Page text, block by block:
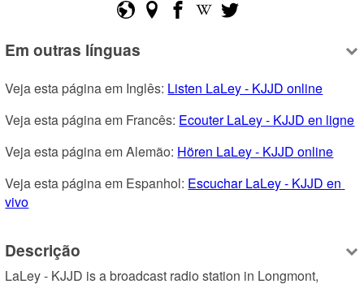
Em outras línguas
Veja esta página em Inglês: Listen LaLey - KJJD online
Veja esta página em Francês: Ecouter LaLey - KJJD en ligne
Veja esta página em Alemão: Hören LaLey - KJJD online
Veja esta página em Espanhol: Escuchar LaLey - KJJD en
vivo
Descrição
LaLey - KJJD is a broadcast radio station in Longmont,